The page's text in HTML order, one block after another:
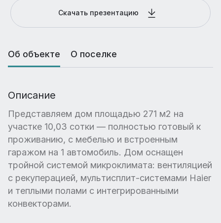
Скачать презентацию
Об объекте О поселке
Описание
Представляем дом площадью 271 м2 на
участке 10,03 сотки — полностью готовый к
проживанию, с мебелью и встроенным
гаражом на 1 автомобиль. Дом оснащен
тройной системой микроклимата: вентиляцией
с рекуперацией, мультисплит-системами Haier
и теплыми полами с интегрированными
конвекторами.